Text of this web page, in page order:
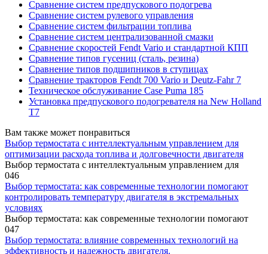
Сравнение систем предпускового подогрева
Сравнение систем рулевого управления
Сравнение систем фильтрации топлива
Сравнение систем централизованной смазки
Сравнение скоростей Fendt Vario и стандартной КПП
Сравнение типов гусениц (сталь, резина)
Сравнение типов подшипников в ступицах
Сравнение тракторов Fendt 700 Vario и Deutz-Fahr 7
Техническое обслуживание Case Puma 185
Установка предпускового подогревателя на New Holland
T7
Вам также может понравиться
Выбор термостата с интеллектуальным управлением для
оптимизации расхода топлива и долговечности двигателя
Выбор термостата с интеллектуальным управлением для
046
Выбор термостата: как современные технологии помогают
контролировать температуру двигателя в экстремальных
условиях
Выбор термостата: как современные технологии помогают
047
Выбор термостата: влияние современных технологий на
эффективность и надежность двигателя.